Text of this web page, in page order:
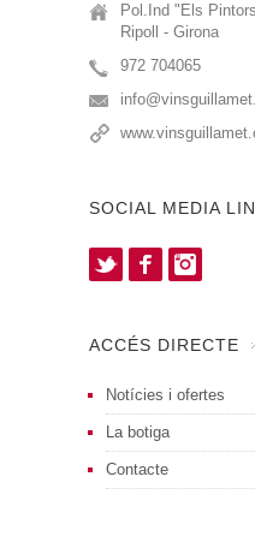
Pol.Ind "Els
Ripoll - Girona
972 704065
SOCIAL MEDIA
Twitter Facebook
ACCÉS DIRECTE
Notícies i ofertes
La botiga
Contacte